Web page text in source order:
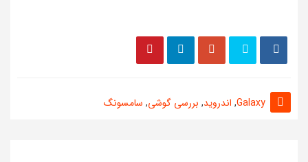
Galaxy
, اندروید, بررسی گوشی, سامسونگ